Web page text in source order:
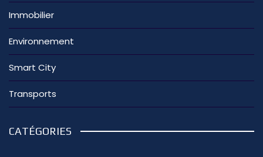
Immobilier
Environnement
Smart City
Transports
CATÉGORIES